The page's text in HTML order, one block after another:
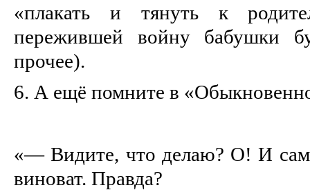
«плакать и тянуть к
пережившей войну бабушки
прочее).
6. А ещё помните в
«— Видите, что делаю? О! И
виноват. Правда?